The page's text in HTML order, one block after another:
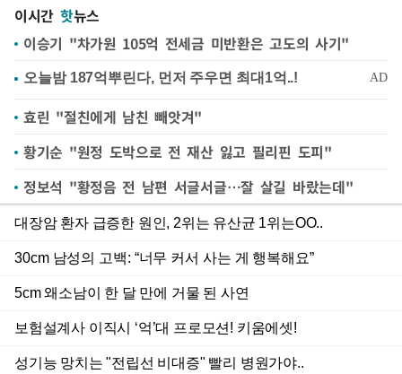
이시간 핫뉴스
이승기 "차가원 105억 전세금 미반환은 고도의 사기"
효린 "절친에게 남친 빼앗겨"
황기순 "원정 도박으로 전 재산 잃고 필리핀 도피"
정보석 "황정음 전 남편 서글서글…잘 살길 바랐는데"